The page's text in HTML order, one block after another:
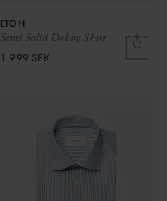
Semi Solid Dobby Shirt
ETON
1 999 SEK